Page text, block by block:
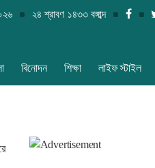
২৪ শ্রাবণ ১৪৩৩ বঙ্গাব্দ
বিনোদন শিক্ষা লাইফ স্টাইল